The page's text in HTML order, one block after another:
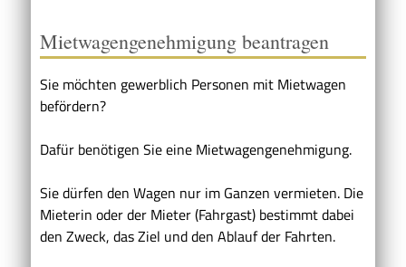
Mietwagengenehmigung beantragen
Sie möchten gewerblich Personen mit Mietwagen
befördern?
Dafür benötigen Sie eine Mietwagengenehmigung.
Sie dürfen den Wagen nur im Ganzen vermieten. Die
Mieterin oder der Mieter (Fahrgast) bestimmt dabei
den Zweck, das Ziel und den Ablauf der Fahrten.